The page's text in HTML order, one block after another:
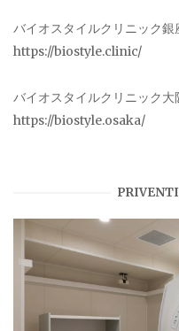
バイオスタイルクリニック銀
https://biostyle.clinic/
バイオスタイルクリニック大
https://biostyle.osaka/